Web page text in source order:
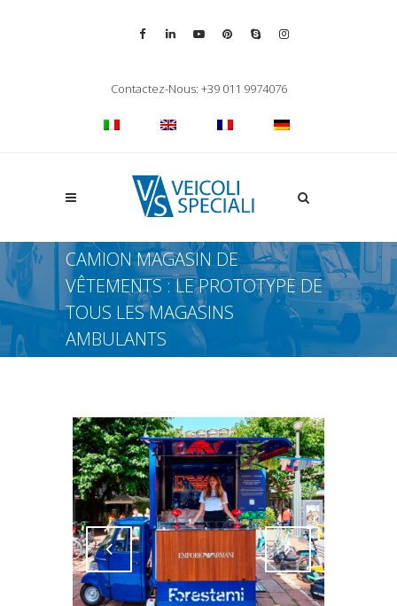
Contactez-Nous: +39 011 9974076
Apri la ricerca
CAMION MAGASIN DE
VÊTEMENTS : LE PROTOTYPE DE
TOUS LES MAGASINS
AMBULANTS
Attiva comando Attiva comando